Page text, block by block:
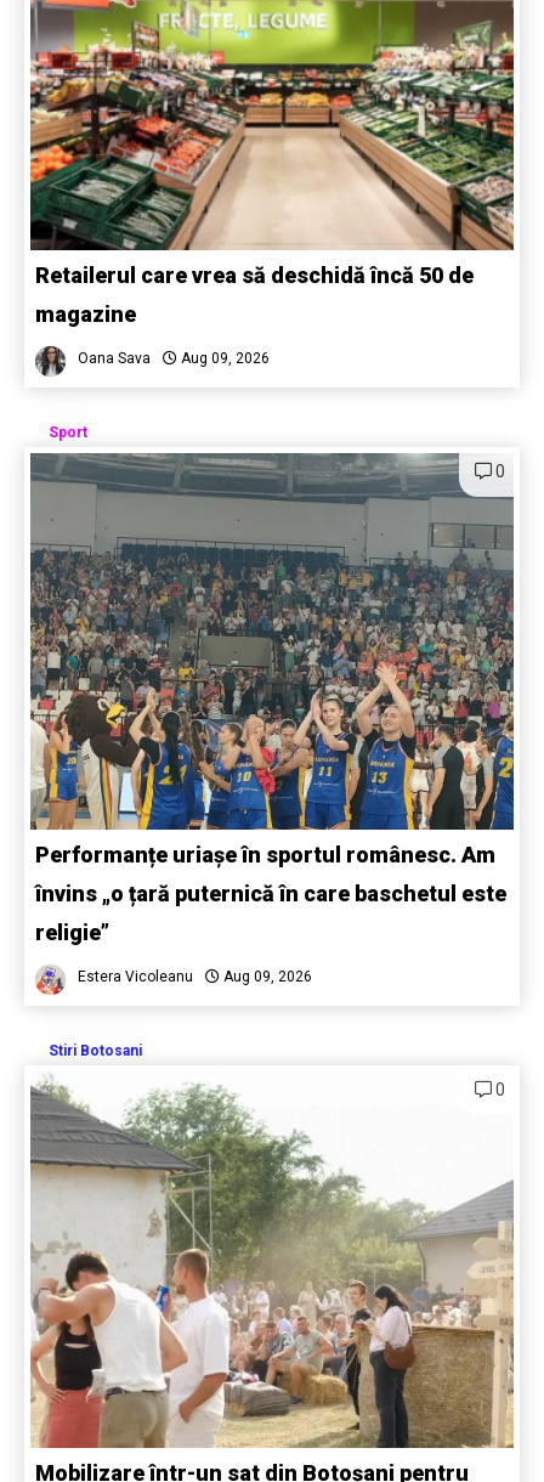
Retailerul care vrea să deschidă încă 50 de
magazine
Oana Sava Aug 09, 2026
Sport
0
Performanțe uriașe în sportul românesc. Am
învins „o țară puternică în care baschetul este
religie”
Estera Vicoleanu Aug 09, 2026
Stiri Botosani
0
Mobilizare într-un sat din Botoșani pentru